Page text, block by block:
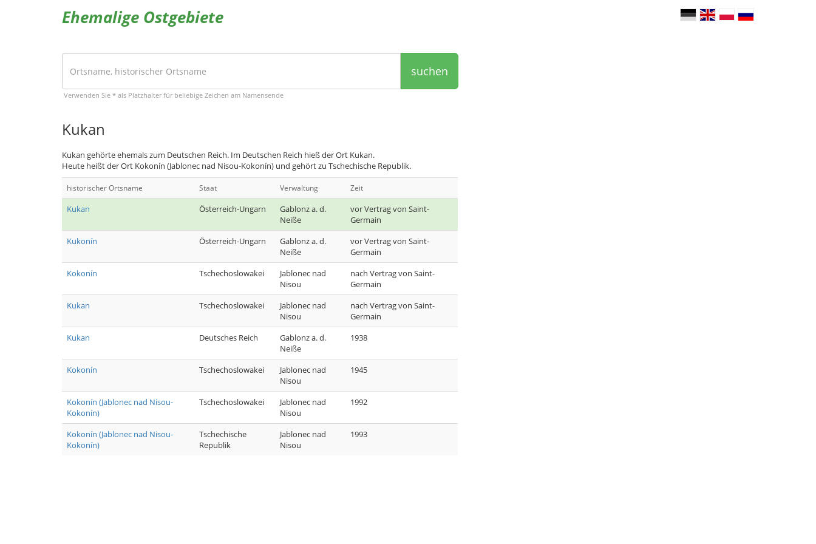
Ehemalige Ostgebiete
suchen
Verwenden Sie * als Platzhalter für beliebige Zeichen am Namensende
Kukan
Kukan gehörte ehemals zum Deutschen Reich. Im Deutschen Reich hieß der Ort Kukan.
Heute heißt der Ort Kokonín (Jablonec nad Nisou-Kokonín) und gehört zu Tschechische Republik.
historischer Ortsname Staat Verwaltung Zeit
Kukan Österreich-Ungarn
Gablonz a. d.
Neiße
vor Vertrag von Saint-
Germain
Kukonín
Österreich-Ungarn
Gablonz a. d.
Neiße
vor Vertrag von Saint-
Germain
Kokonín
Tschechoslowakei
Jablonec nad
Nisou
nach Vertrag von Saint-
Germain
Kukan
Tschechoslowakei
Jablonec nad
Nisou
nach Vertrag von Saint-
Germain
Kukan
Deutsches Reich
Gablonz a. d.
Neiße
1938
Kokonín Tschechoslowakei
Jablonec nad
Nisou
1945
Kokonín (Jablonec nad Nisou-
Kokonín)
Tschechoslowakei
Jablonec nad
Nisou
1992
Kokonín (Jablonec nad Nisou-
Kokonín)
Tschechische
Republik
Jablonec nad
Nisou
1993